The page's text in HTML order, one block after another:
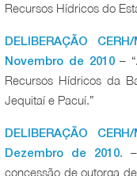
Recursos Hídricos do
DELIBERAÇÃO
Novembro de 2010–
Recursos Hídricos da
Jequitaí e Pacuí.”
DELIBERAÇÃO
Dezembro de 2010. –
concessão de outorga